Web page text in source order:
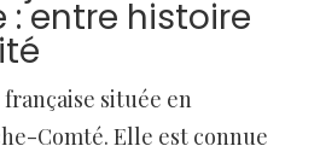
: entre histoire
située en
Comté. Elle est connue